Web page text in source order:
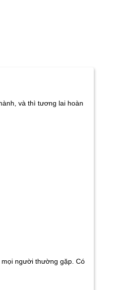
và thì tương lai hoàn
mọi người thường gặp. Có